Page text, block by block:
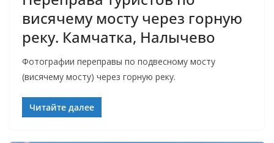
висячему мосту через горную
реку. Камчатка, Налычево
Фотографии переправы по подвесному мосту
(висячему мосту) через горную реку.
Читайте далее